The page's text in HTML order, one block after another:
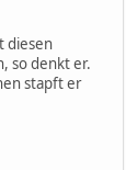
diesen
so denkt er.
stapft er